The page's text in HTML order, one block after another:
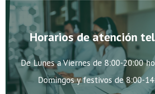
Horarios de atención
De Lunes a Viernes de 8:00-20:00
Domingos y festivos de 8:00-